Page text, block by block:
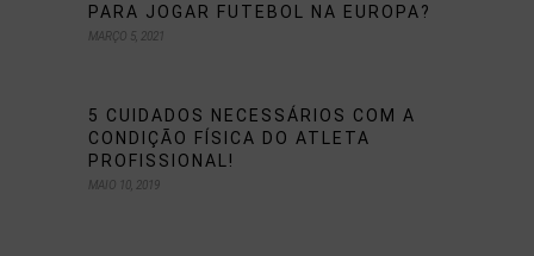
PARA JOGAR FUTEBOL NA EUROPA?
MARÇO 5, 2021
5 CUIDADOS NECESSÁRIOS COM A
CONDIÇÃO FÍSICA DO ATLETA
PROFISSIONAL!
MAIO 10, 2019